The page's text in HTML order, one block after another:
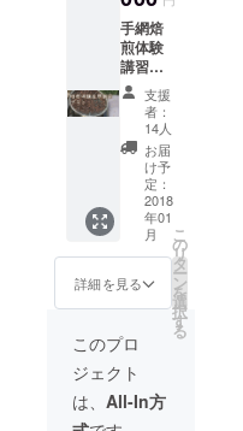
焙煎を
体験し
ていた
だく講
習会を
出来上
がった
ウッド
デッキ
で開催
しま
す。 焙
煎のプ
ロと一
緒に焙
みませ
んか？
開催予
定時
期：翌
手網焙
煎体験
講習会
＆懇親
会
（BBQ
）にご
招待し
ます 上
記プラ
ンの後
に懇親
会を行
いま
す。 是
非、懇
親会ま
で楽し
んで
行って
くださ
支援
者：
14人
お届
け予
定：
2018
年01
月
詳細を見る
こ
の
リ
タ
ー
ン
を
選
択
す
る
このプロ
ジェクト
は、 All-In方